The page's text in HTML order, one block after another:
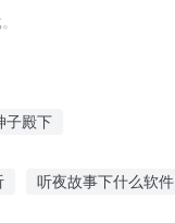
子殿下
听夜故事下什么软件